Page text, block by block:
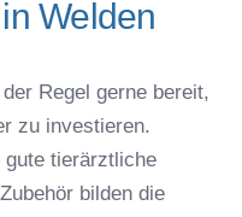
Welden
Regel gerne bereit,
zu investieren.
gute tierärztliche
bilden die